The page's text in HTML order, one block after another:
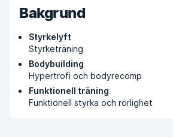
Bakgrund
Styrkelyft
Styrketräning
Bodybuilding
Hypertrofi och bodyrecomp
Funktionell träning
Funktionell styrka och rörlighet